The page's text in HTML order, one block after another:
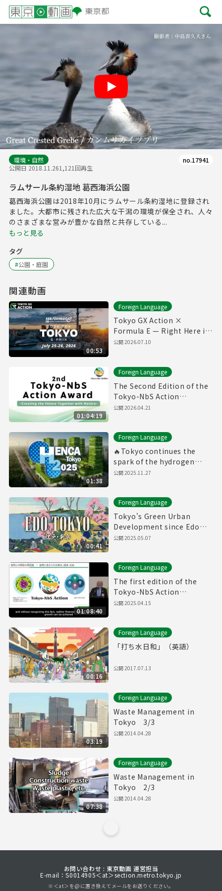
環境・自然
公開日 2018.11.261,121回再生
no.17941
ラムサール条約湿地 葛西海浜公園
葛西海浜公園は2018年10月にラムサール条約湿地に登録され
ました。大都市に残された広大な干潟の環境が保全され、人々
のさまざまな営みが豊かな自然と共存している...
もっと見る
タグ
#公園・庭園
関連動画
00:53
Foreign Language
Tokyo GX Action ×
Formula E — Right Here in
Our City ⚡🏁
公開2026.07.10
01:04:19
Foreign Language
The Second Edition of the
Tokyo-NbS Action
Awards(27/1/2026)(with
公開2026.04.21
01:38
Foreign Language
🔥Tokyo continues the
spark of the hydrogen
revolution🚀
公開2025.11.27
00:41
Foreign Language
Tokyo's Green Urban
Development since Edo
Period
公開2025.05.07
01:08:40
Foreign Language
The first edition of the
Tokyo-NbS Action
Awards(12/19/2024)(with
公開2025.04.15
00:16
Foreign Language
「打ち水日和」（英語）
公開2017.07.13
03:19
Foreign Language
Waste Management in
Tokyo 3/3
公開2014.04.28
07:38
Foreign Language
Waste Management in
Tokyo 2/3
公開2014.04.28
お問い合わせ : 東京動画 運営担当
E-mail：S0014905＜at＞section.metro.tokyo.jp
※＜at＞を@に置き換えてメールをお送りください。